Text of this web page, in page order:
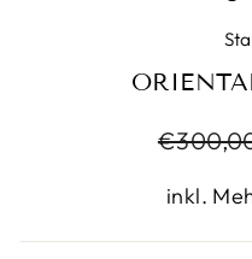
Normaler
inkl.